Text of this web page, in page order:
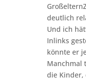
deutlich
Und ich
Inlinks
könnte er
Manchmal
die Kinder,